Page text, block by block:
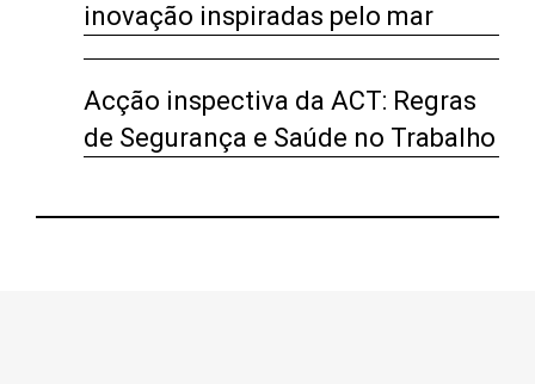
inovação inspiradas pelo mar
Acção inspectiva da ACT: Regras
de Segurança e Saúde no Trabalho